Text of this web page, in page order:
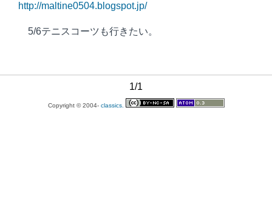
http://maltine0504.blogspot.jp/
5/6テニスコーツも行きたい。
1/1
Copyright © 2004- classics.